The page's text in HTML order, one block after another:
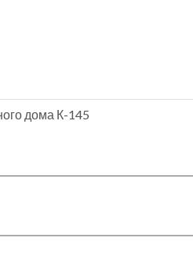
дома К-145